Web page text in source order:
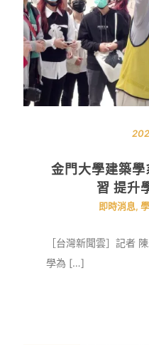
金門大學建築
習 提升
即時消息,
［台灣新聞雲］記者
學為 […]